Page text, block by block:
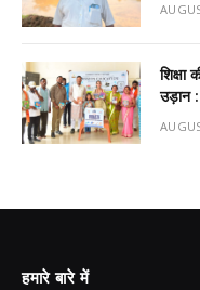
शिक्षा
उड़ान
हमारे बारे में